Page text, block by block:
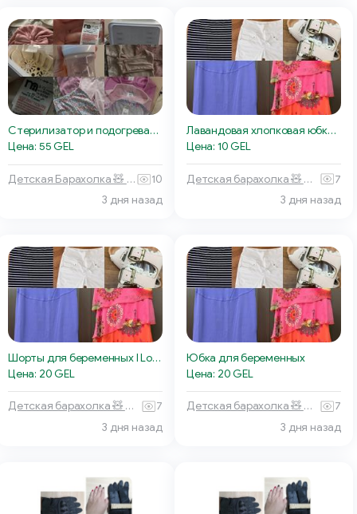
Стерилизатор и подогреватель бутылочек
Цена: 55 GEL
Детская Барахолка 🧸 Батуми
10
3 дня назад
Лавандовая хлопковая юбка для беременных
Цена: 10 GEL
Детская барахолка 🧸 Тбилиси
7
3 дня назад
Шорты для беременных I Love Mum
Цена: 20 GEL
Детская барахолка 🧸 Тбилиси
7
3 дня назад
Юбка для беременных
Цена: 20 GEL
Детская барахолка 🧸 Тбилиси
7
3 дня назад